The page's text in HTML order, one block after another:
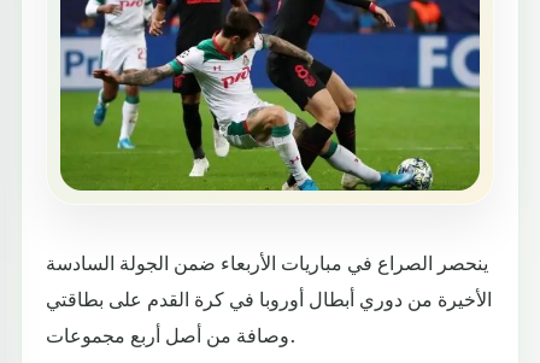
ينحصر الصراع في مباريات الأربعاء ضمن الجولة السادسة
الأخيرة من دوري أبطال أوروبا في كرة القدم على بطاقتي
وصافة من أصل أربع مجموعات.